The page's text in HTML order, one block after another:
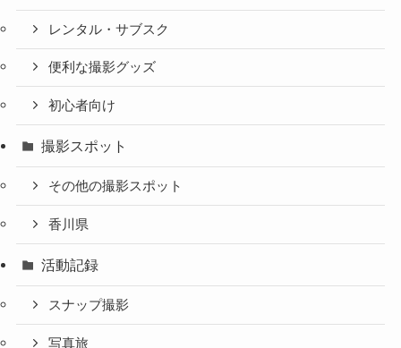
レンタル・サブスク
便利な撮影グッズ
初心者向け
撮影スポット
その他の撮影スポット
香川県
活動記録
スナップ撮影
写真旅